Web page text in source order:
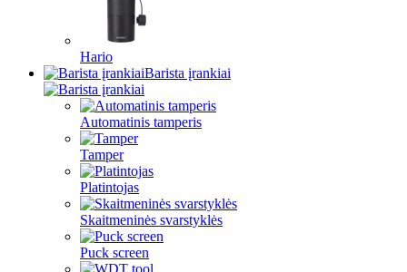
Hario
Barista įrankiai
Automatinis tamperis
Tamper
Platintojas
Skaitmeninės svarstyklės
Puck screen